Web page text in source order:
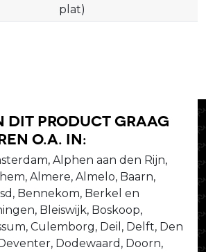
plat)
dit product graag
o.a. in:
Alphen aan den Rijn,
Almere, Almelo, Baarn,
Bennekom, Berkel en
Bleiswijk, Boskoop,
Culemborg, Deil, Delft, Den
Dodewaard, Doorn,